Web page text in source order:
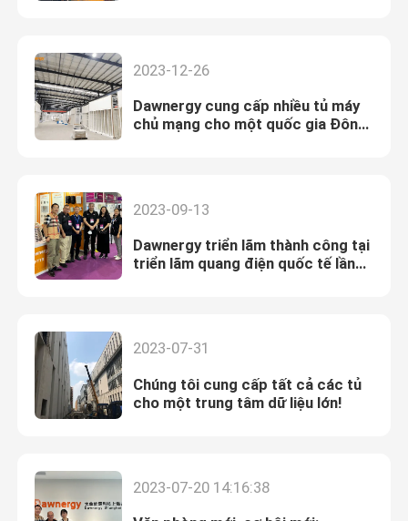
2023-12-26
Dawnergy cung cấp nhiều tủ máy
chủ mạng cho một quốc gia Đông
2023-09-13
Dawnergy triển lãm thành công tại
triển lãm quang điện quốc tế lần
2023-07-31
Chúng tôi cung cấp tất cả các tủ
cho một trung tâm dữ liệu lớn!
2023-07-20 14:16:38